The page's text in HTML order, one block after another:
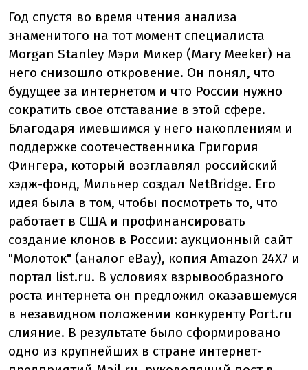
Год спустя во время чтения анализа
знаменитого на тот момент специалиста
Morgan Stanley Мэри Микер (Mary Meeker) на
него снизошло откровение. Он понял, что
будущее за интернетом и что России нужно
сократить свое отставание в этой сфере.
Благодаря имевшимся у него накоплениям и
поддержке соотечественника Григория
Фингера, который возглавлял российский
хэдж-фонд, Мильнер создал NetBridge. Его
идея была в том, чтобы посмотреть то, что
работает в США и профинансировать
создание клонов в России: аукционный сайт
"Молоток" (аналог eBay), копия Amazon 24X7 и
портал list.ru. В условиях взрывообразного
роста интернета он предложил оказавшемуся
в незавидном положении конкуренту Port.ru
слияние. В результате было сформировано
одно из крупнейших в стране интернет-